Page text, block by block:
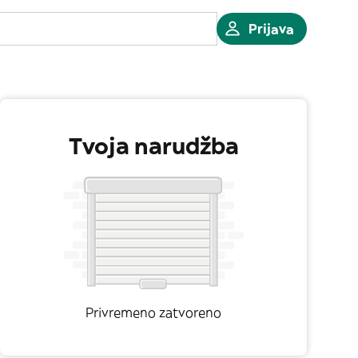
Prijava
Tvoja narudžba
Privremeno zatvoreno